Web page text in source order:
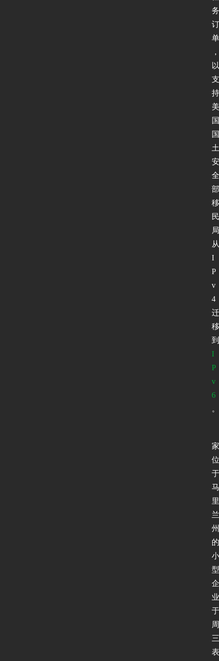
务
订
单
，
以
支
持
美
国
国
土
安
全
部
移
民
局
从
I
P
v
4
迁
移
到
I
P
v
6
。
家
位
于
马
里
兰
州
的
小
型
企
业
于
周
三
表